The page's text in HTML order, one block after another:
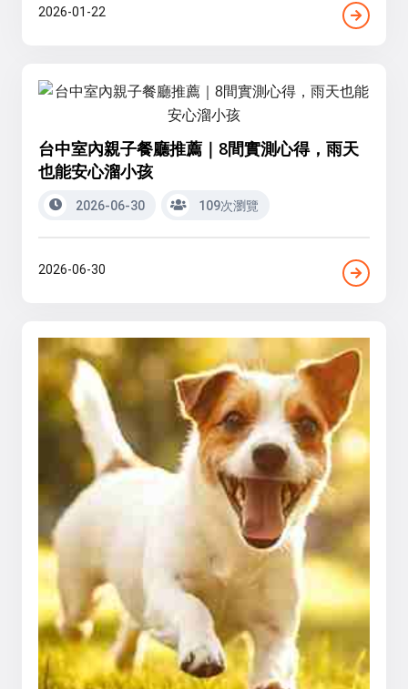
2026-01-22
台中室內親子餐廳推薦｜8間實測心得，雨天
也能安心溜小孩
2026-06-30 109次瀏覽
2026-06-30